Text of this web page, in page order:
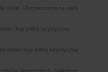
siebie. Ubezpieczenia na narty
i kup polisę turystyczną
siebie i kup polisę turystyczną
hipotecznych. Najlepsze